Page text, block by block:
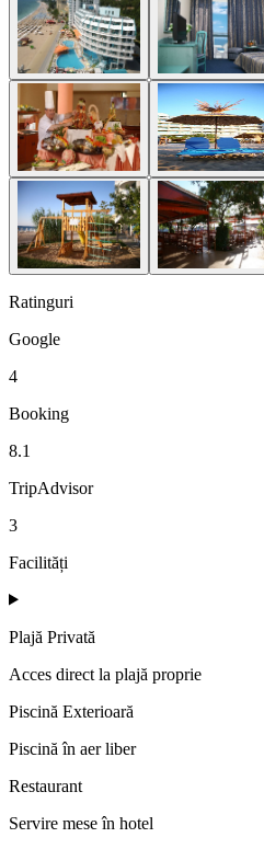
Ratinguri
Google
4
Booking
8.1
TripAdvisor
3
Facilități
Plajă Privată
Acces direct la plajă proprie
Piscină Exterioară
Piscină în aer liber
Restaurant
Servire mese în hotel